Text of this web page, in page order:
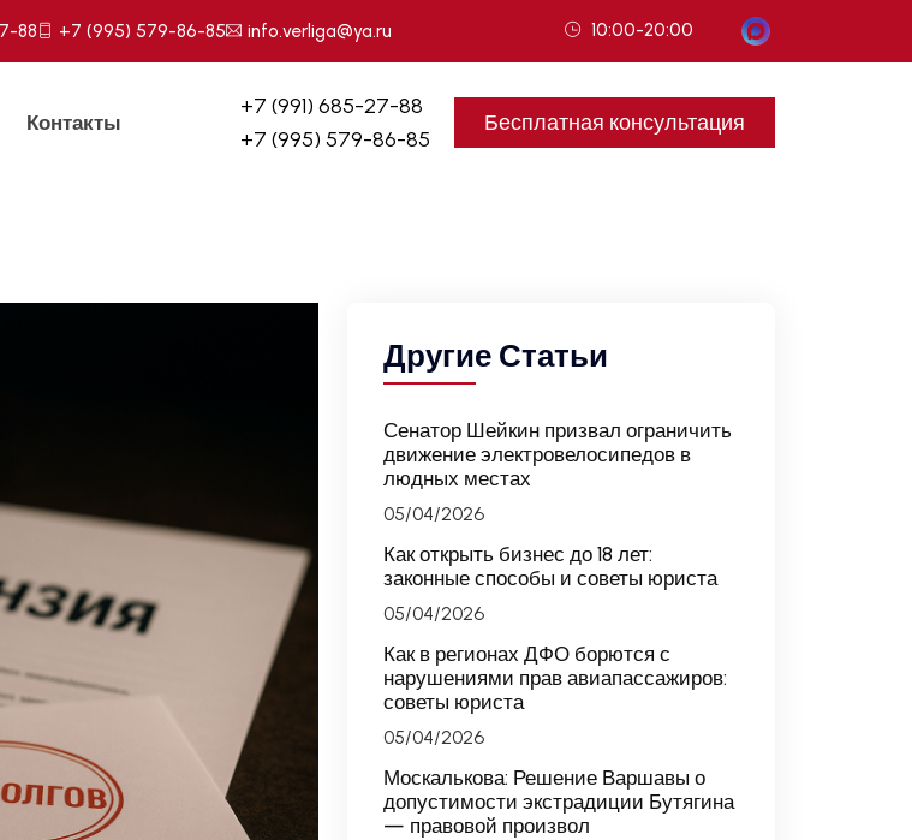
88 +7 (995) 579-86-85 info.verliga@ya.ru 10:00-20:00
Контакты
+7 (991) 685-27-88
+7 (995) 579-86-85
Бесплатная консультация
Другие Статьи
Сенатор Шейкин призвал ограничить
движение электровелосипедов в
людных местах
05/04/2026
Как открыть бизнес до 18 лет:
законные способы и советы юриста
05/04/2026
Как в регионах ДФО борются с
нарушениями прав авиапассажиров:
советы юриста
05/04/2026
Москалькова: Решение Варшавы о
допустимости экстрадиции Бутягина
— правовой произвол